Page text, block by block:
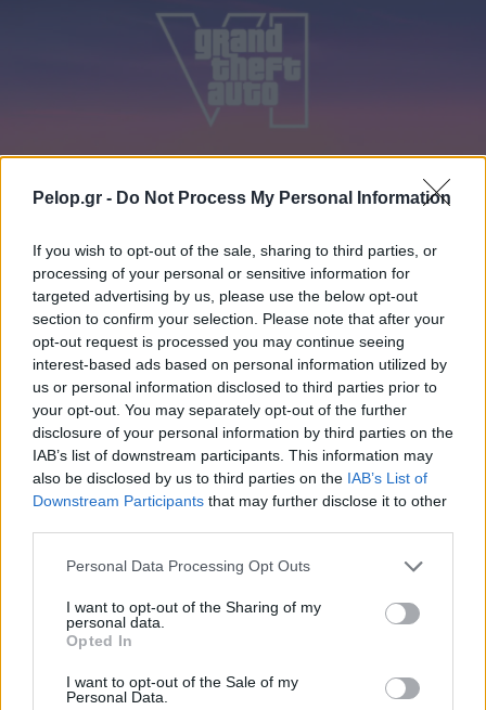
Pelop.gr - Do Not Process My Personal Information
If you wish to opt-out of the sale, sharing to third parties, or
processing of your personal or sensitive information for
targeted advertising by us, please use the below opt-out
section to confirm your selection. Please note that after your
opt-out request is processed you may continue seeing
interest-based ads based on personal information utilized by
us or personal information disclosed to third parties prior to
your opt-out. You may separately opt-out of the further
disclosure of your personal information by third parties on the
IAB’s list of downstream participants. This information may
also be disclosed by us to third parties on the IAB’s List of
Downstream Participants that may further disclose it to other
Please note that this website/app uses one or more Google
not limited to your visit or usage behaviour. You may click to
grant or deny consent to Google and its third-party tags to
use your data for below specified purposes in below Google
consent section.
Personal Data Processing Opt Outs
I want to opt-out of the Sharing of my
personal data.
Opted In
I want to opt-out of the Sale of my
Personal Data.
Το GTA 6 αποκαλύπτεται και το Netflix το δείχνει
πρώτο
Συνεργασία της Παιδικής Κατασκήνωσης στα Ροΐτικα
με τον ΝΟΠ ΦΩΤΟ